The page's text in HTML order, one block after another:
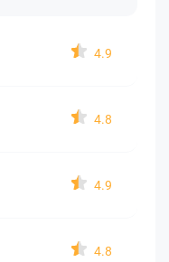
4.9
4.8
4.9
4.8